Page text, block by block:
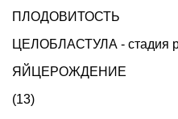
ПЛОДОВИТОСТЬ
ЦЕЛОБЛАСТУЛА - стадия
ЯЙЦЕРОЖДЕНИЕ
(13)